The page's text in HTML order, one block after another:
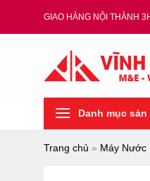
GIAO HÀNG NỘI THÀNH
Danh mục sản
Trang chủ » Máy Nước